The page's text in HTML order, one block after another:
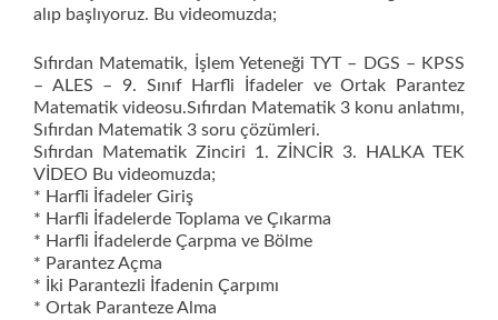
alıp başlıyoruz. Bu videomuzda;
Sıfırdan Matematik, İşlem Yeteneği TYT – DGS – KPSS
– ALES – 9. Sınıf Harfli İfadeler ve Ortak Parantez
Matematik videosu.Sıfırdan Matematik 3 konu anlatımı,
Sıfırdan Matematik 3 soru çözümleri.
Sıfırdan Matematik Zinciri 1. ZİNCİR 3. HALKA TEK
VİDEO Bu videomuzda;
* Harfli İfadeler Giriş
* Harfli İfadelerde Toplama ve Çıkarma
* Harfli İfadelerde Çarpma ve Bölme
* Parantez Açma
* İki Parantezli İfadenin Çarpımı
* Ortak Paranteze Alma